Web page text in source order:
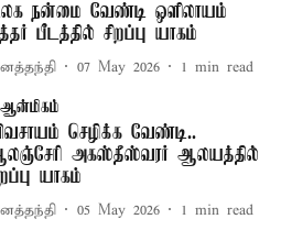
நன்மை வேண்டி ஒளிலாயம்
பீடத்தில் சிறப்பு யாகம்
07 May 2026 1 min read
ஆன்மிகம்
செழிக்க வேண்டி..
அகஸ்தீஸ்வரர் ஆலயத்தில்
யாகம்
05 May 2026 1 min read